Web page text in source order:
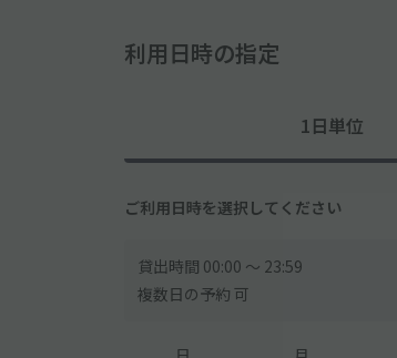
利用日時の指定
1日単位
ご利用日時を選択してください
貸出時間 00:00 〜 23:59
複数日の予約 可